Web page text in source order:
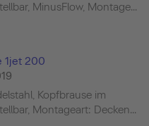
MinusFlow, Montage...
1jet 200
Kopfbrause im
Montageart: Decken...